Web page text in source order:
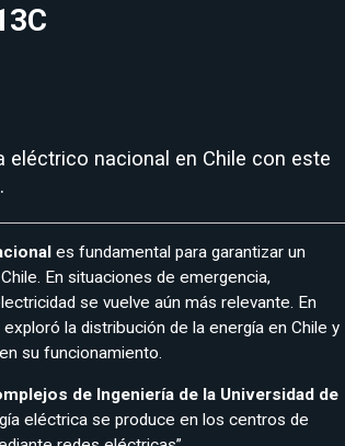
nacional en Chile con este
es fundamental para garantizar un
En situaciones de emergencia,
se vuelve aún más relevante. En
exploró la distribución de la energía en Chile y
en su funcionamiento.
de Ingeniería de la Universidad de
eléctrica se produce en los centros de